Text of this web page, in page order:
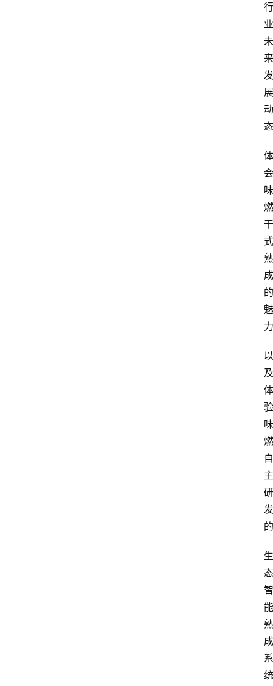
行
业
未
来
发
展
动
态
体
会
味
燃
干
式
熟
成
的
魅
力
以
及
体
验
味
燃
自
主
研
发
的
生
态
智
能
熟
成
系
统